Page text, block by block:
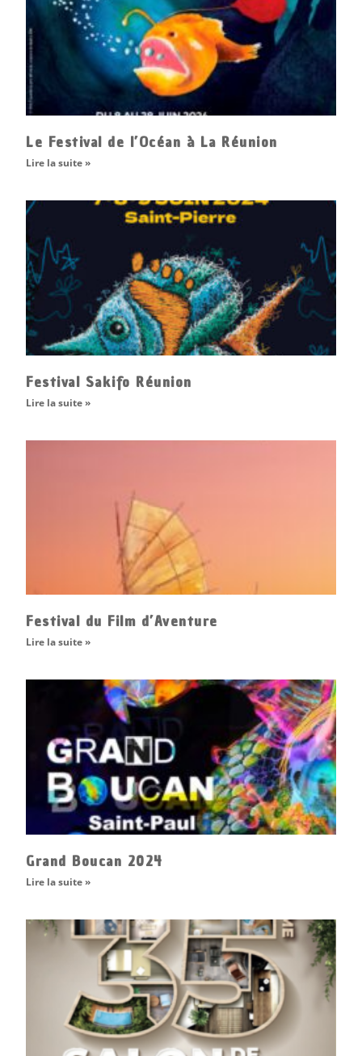
Le Festival de l’Océan à La Réunion
Lire la suite »
Festival Sakifo Réunion
Lire la suite »
Festival du Film d’Aventure
Lire la suite »
Grand Boucan 2024
Lire la suite »